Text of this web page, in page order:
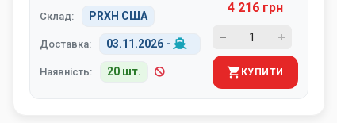
Склад: PRXH США
Доставка: 03.11.2026 -
Наявність: 20 шт.
4 216 грн
КУПИТИ